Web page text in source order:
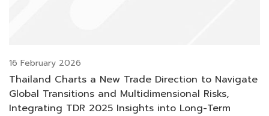
16 February 2026
Thailand Charts a New Trade Direction to Navigate
Global Transitions and Multidimensional Risks,
Integrating TDR 2025 Insights into Long-Term